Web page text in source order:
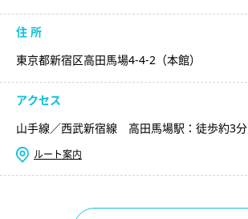
住 所
東京都新宿区高田馬場4-4-2（本館）
アクセス
山手線／西武新宿線 高田馬場駅：徒歩約3分
ルート案内